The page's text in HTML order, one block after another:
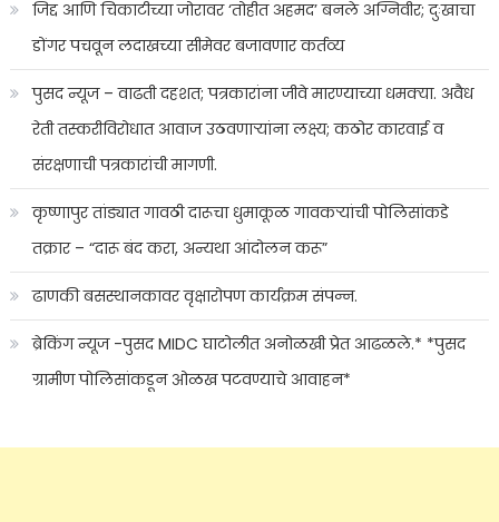
जिद्द आणि चिकाटीच्या जोरावर ‘तोहीत अहमद’ बनले अग्निवीर; दुःखाचा
डोंगर पचवून लदाखच्या सीमेवर बजावणार कर्तव्य
पुसद न्यूज – वाढती दहशत; पत्रकारांना जीवे मारण्याच्या धमक्या. अवैध
रेती तस्करीविरोधात आवाज उठवणाऱ्यांना लक्ष्य; कठोर कारवाई व
संरक्षणाची पत्रकारांची मागणी.
कृष्णापुर तांड्यात गावठी दारूचा धुमाकूळ गावकऱ्यांची पोलिसांकडे
तक्रार – “दारू बंद करा, अन्यथा आंदोलन करू”
ढाणकी बसस्थानकावर वृक्षारोपण कार्यक्रम संपन्न.
ब्रेकिंग न्यूज -पुसद MIDC घाटोलीत अनोळखी प्रेत आढळले.* *पुसद
ग्रामीण पोलिसांकडून ओळख पटवण्याचे आवाहन*